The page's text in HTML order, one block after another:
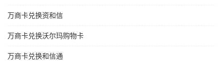
万商卡兑换资和信
万商卡兑换沃尔玛购物卡
万商卡兑换和信通